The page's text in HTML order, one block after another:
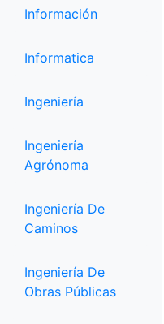
Información
Informatica
Ingeniería
Ingeniería
Agrónoma
Ingeniería De
Caminos
Ingeniería De
Obras Públicas